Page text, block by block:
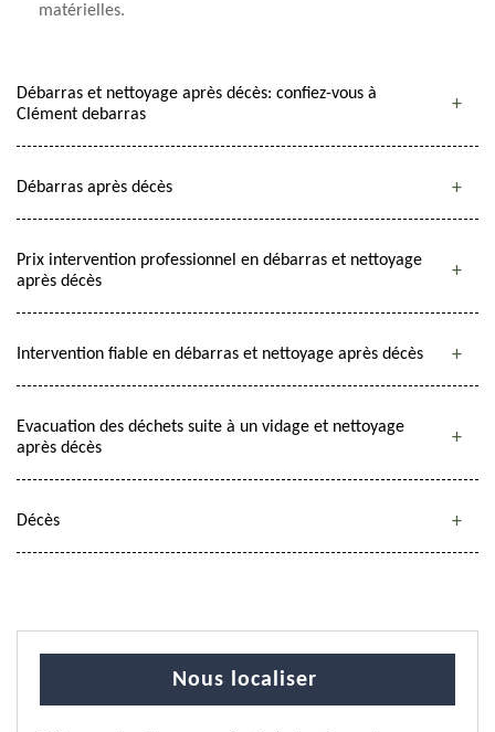
matérielles.
Débarras et nettoyage après décès: confiez-vous à
Clément debarras
Débarras après décès
Prix intervention professionnel en débarras et nettoyage
après décès
Intervention fiable en débarras et nettoyage après décès
Evacuation des déchets suite à un vidage et nettoyage
après décès
Décès
Nous localiser